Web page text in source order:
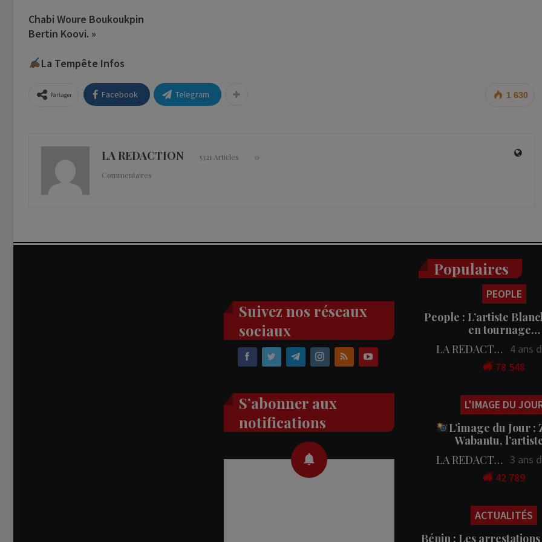
Chabi Woure Boukoukpin
Bertin Koovi. »
La Tempête Infos
1 630
Partager Facebook Telegram
LA REDACTION 5321 Articles
0
Commentaires
Suivez nos réseaux
sociaux
S’abonner aux
notifications
Populaires
PEOPLE
People : L’artiste
en tournage…
LA REDACTION
4 ans
78 548
L'IMAGE DU
L’image du Jour :
Wabantu,
LA REDACTION 3 ans
42 789
ACTUALITÉS
Bénin : Les